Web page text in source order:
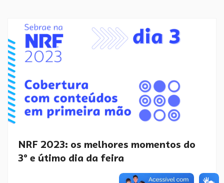
NRF 2023: os melhores momentos do
3º e útimo dia da feira